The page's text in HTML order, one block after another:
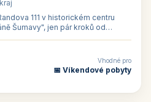
111 v historickém centru
Šumavy", jen pár kroků od
Vhodné pro
📅 Víkendové pobyty